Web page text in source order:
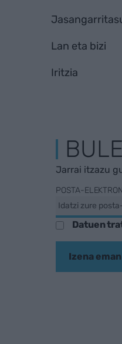
Lan eta bizi
Iritzia
Jarrai itzazu
POSTA-
Datuen
Izena eman